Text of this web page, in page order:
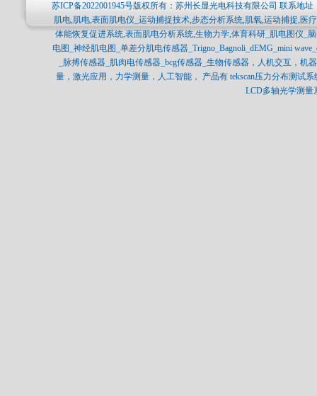
苏ICP备2022001945号版权所有：苏州长显光电科技有限公司 联系地
肌电,肌电,表面肌电仪_运动捕捉技术,步态分析系统,肌氧,运动捕捉,医
体能恢复促进系统,表面肌电分析系统,生物力学,体育科研_肌电图仪_
电图_神经肌电图_单差分肌电传感器_Trigno_Bagnoli_dEMG_mini
_脉搏传感器_肌肉电传感器_bcg传感器_生物传感器，人机交互，
量，激光应用，力学测量，人工智能， 产品有 tekscan压力分布测试
LCD多轴光学测量